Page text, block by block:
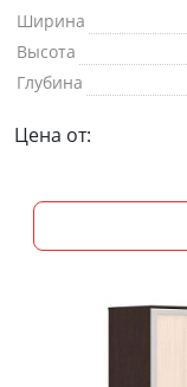
Ширина
Высота
Глубина
Цена от: